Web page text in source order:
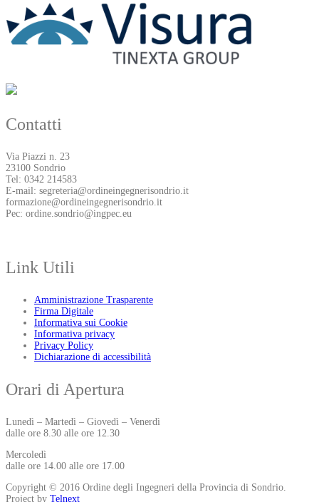
Contatti
Via Piazzi n. 23
23100 Sondrio
Tel: 0342 214583
E-mail: segreteria@ordineingegnerisondrio.it
formazione@ordineingegnerisondrio.it
Pec: ordine.sondrio@ingpec.eu
Link Utili
Amministrazione Trasparente
Firma Digitale
Informativa sui Cookie
Informativa privacy
Privacy Policy
Dichiarazione di accessibilità
Orari di Apertura
Lunedì – Martedì – Giovedì – Venerdì
dalle ore 8.30 alle ore 12.30
Mercoledì
dalle ore 14.00 alle ore 17.00
Copyright © 2016 Ordine degli Ingegneri della Provincia di Sondrio.
Project by Telnext